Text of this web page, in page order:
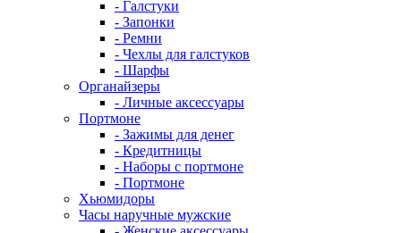
- Галстуки
- Запонки
- Ремни
- Чехлы для галстуков
- Шарфы
Органайзеры
- Личные аксессуары
Портмоне
- Зажимы для денег
- Кредитницы
- Наборы с портмоне
- Портмоне
Хьюмидоры
Часы наручные мужские